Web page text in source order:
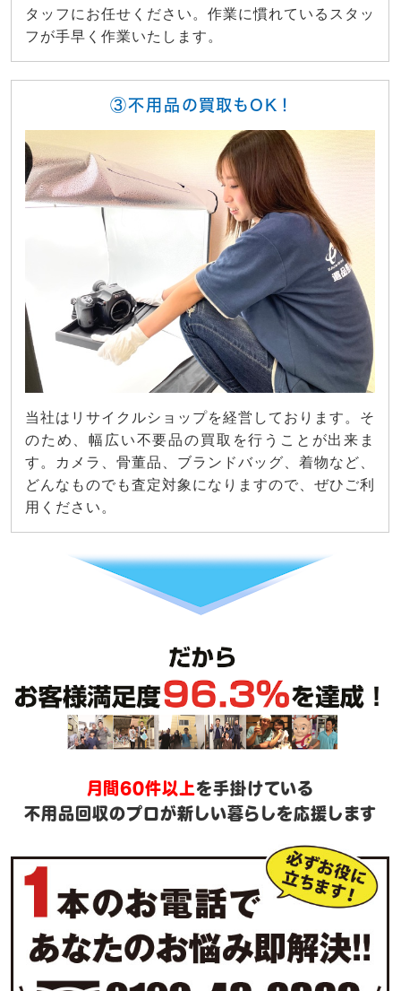
タッフにお任せください。作業に慣れているスタッ
フが手早く作業いたします。
③不用品の買取もOK！
当社はリサイクルショップを経営しております。そ
のため、幅広い不要品の買取を行うことが出来ま
す。カメラ、骨董品、ブランドバッグ、着物など、
どんなものでも査定対象になりますので、ぜひご利
用ください。
月間60件以上を手掛けている
不用品回収のプロが新しい暮らしを応援します